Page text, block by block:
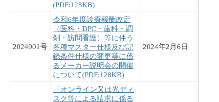
(PDF:128KB)
2024001号
令和6年度診療報酬改定
（医科・DPC・歯科・調
剤・訪問看護）等に伴う
各種マスター仕様及び記
録条件仕様の変更等に係
るメーカー説明会の開催
について(PDF:128KB)
2024年2月6日
「オンライン又は光ディ
スク等による請求に係る